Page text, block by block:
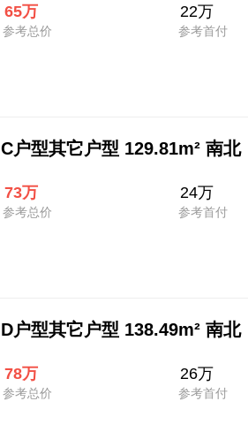
65万
参考总价
22万
参考首付
C户型其它户型 129.81m² 南北
73万
参考总价
24万
参考首付
D户型其它户型 138.49m² 南北
78万
参考总价
26万
参考首付